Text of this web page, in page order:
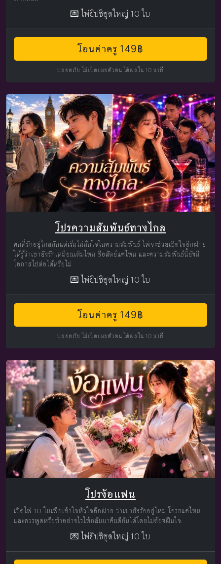
💌 ไพ่ยิปซีชุดใหญ่ 10 ใบ
โอนค่าครู 149฿
ปลอดภัย ไม่เปิดเผยตัวตน ได้ผลใน 10 นาที
โปรความสัมพันธ์ทางไกล
คนที่รักอยู่ไกลกันแต่เริ่มไม่มั่นใจในความสัมพันธ์ ไพ่จะช่วยเปิดใจอีกฝ่าย
ให้รู้ว่าเขายังรักเหมือนเดิมไหม ซื่อสัตย์แค่ไหน และความสัมพันธ์นี้ยังมี
โอกาสไปต่อได้หรือไม่
💌 ไพ่ยิปซีชุดใหญ่ 10 ใบ
โอนค่าครู 149฿
ปลอดภัย ไม่เปิดเผยตัวตน ได้ผลใน 10 นาที
โปรง้อแฟน
เปิดไพ่ 10 ใบเพื่อเข้าใจหัวใจอีกฝ่าย ว่าเขายังรักอยู่ไหม โกรธแค่ไหน
และควรพูดหรือทำอย่างไรให้กลับมาคืนดีกันได้โดยไม่ต้องฝืนใจ
💌 ไพ่ยิปซีชุดใหญ่ 10 ใบ